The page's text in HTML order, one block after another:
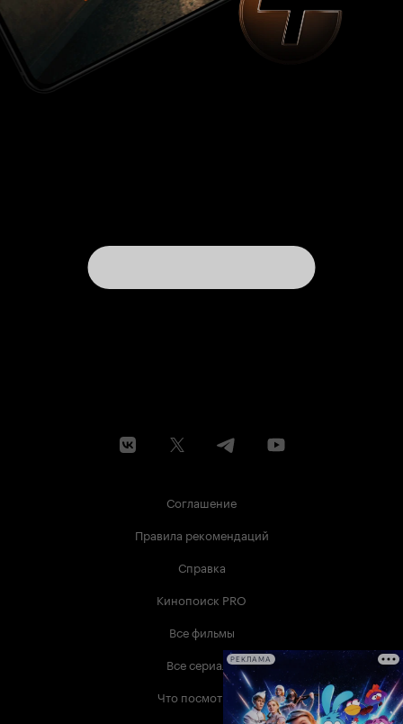
Соглашение
Правила рекомендаций
Справка
Кинопоиск PRO
Все фильмы
Все сериалы
Что посмотреть
РЕКЛАМА